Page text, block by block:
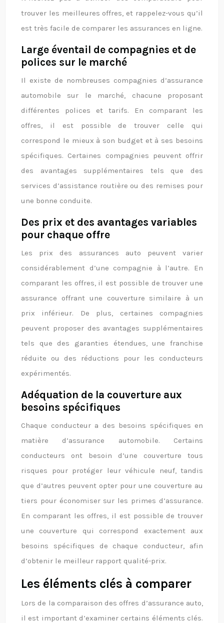
trouver les meilleures offres, et rappelez-vous qu’il
est très facile de comparer les assurances en ligne.
Large éventail de compagnies et de
polices sur le marché
Il existe de nombreuses compagnies d’assurance
automobile sur le marché, chacune proposant
différentes polices et tarifs. En comparant les
offres, il est possible de trouver celle qui
correspond le mieux à son budget et à ses besoins
spécifiques. Certaines compagnies peuvent offrir
des avantages supplémentaires tels que des
services d’assistance routière ou des remises pour
une bonne conduite.
Des prix et des avantages variables
pour chaque offre
Les prix des assurances auto peuvent varier
considérablement d’une compagnie à l’autre. En
comparant les offres, il est possible de trouver une
assurance offrant une couverture similaire à un
prix inférieur. De plus, certaines compagnies
peuvent proposer des avantages supplémentaires
tels que des garanties étendues, une franchise
réduite ou des réductions pour les conducteurs
expérimentés.
Adéquation de la couverture aux
besoins spécifiques
Chaque conducteur a des besoins spécifiques en
matière d’assurance automobile. Certains
conducteurs ont besoin d’une couverture tous
risques pour protéger leur véhicule neuf, tandis
que d’autres peuvent opter pour une couverture au
tiers pour économiser sur les primes d’assurance.
En comparant les offres, il est possible de trouver
une couverture qui correspond exactement aux
besoins spécifiques de chaque conducteur, afin
d’obtenir le meilleur rapport qualité-prix.
Les éléments clés à comparer
Lors de la comparaison des offres d’assurance auto,
il est important d’examiner certains éléments clés.